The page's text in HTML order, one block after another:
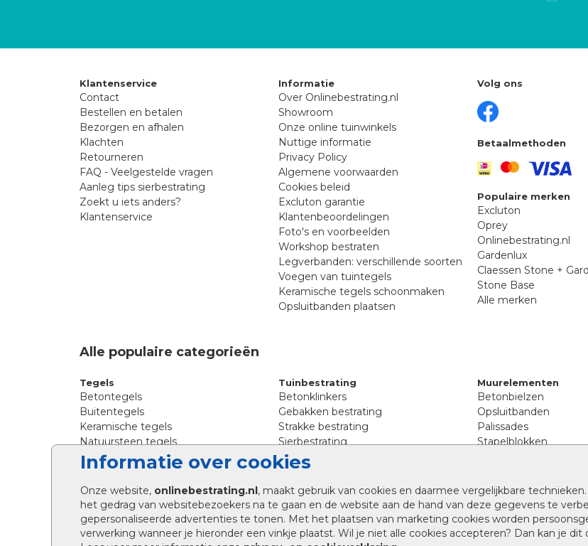
Informatie over cookies
Onze website, onlinebestrating.nl, maakt gebruik van cookies en daarmee vergelijkbare technieken.
het gedrag van websitebezoekers na te gaan en de website aan de hand van deze gegevens te
gepersonaliseerde advertenties te tonen. Met het plaatsen van marketing cookies worden
verwerking wanneer je hieronder een vinkje plaatst. Wil je niet alle cookies accepteren? Dan kan je
Klantenservice
Contact
Bestellen en betalen
Bezorgen en afhalen
Klachten
Retourneren
FAQ - Veelgestelde vragen
Aanleg tips sierbestrating
Zoekt u iets anders?
Klantenservice
Informatie
Over Onlinebestrating.nl
Showroom
Onze online tuinwinkels
Nuttige informatie
Privacy Policy
Algemene voorwaarden
Cookies beleid
Excluton garantie
Klantenbeoordelingen
Foto's en voorbeelden
Workshop bestraten
Legverbanden: verschillende soorten
Voegen van tuintegels
Keramische tegels schoonmaken
Opsluitbanden plaatsen
Volg ons
Betaalmethoden
Populaire merken
Excluton
Oprey
Onlinebestrating.nl
Gardenlux
Claessen Stone +
Stone Base
Alle merken
Alle populaire categorieën
Tegels
Betontegels
Buitentegels
Keramische tegels
Natuursteen tegels
Siertegels
Stoeptegels
Straattegels
Terrastegels
Tuintegels
Tuinbestrating
Betonklinkers
Gebakken bestrating
Strakke bestrating
Sierbestrating
Straatklinkers
Straatstenen
Trommelstenen
Tuinstenen
Waalformaat
Wildverband bestrating
Muurelementen
Betonbielzen
Opsluitbanden
Palissades
Stapelblokken
Afwatering en diversen
Beplantings en
Split, grind en zand
Oprit tegels